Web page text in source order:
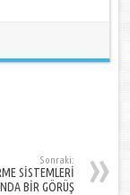
Sonraki:
SİSTEMLERİ
BİR GÖRÜŞ